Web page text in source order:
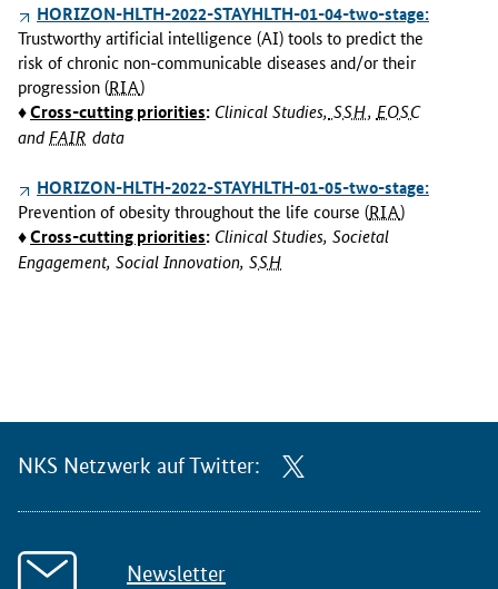
HORIZON-HLTH-2022-STAYHLTH-01-04-two-stage:
Trustworthy artificial intelligence (AI) tools to predict the
risk of chronic non-communicable diseases and/or their
progression (RIA)
♦Cross-cutting priorities: Clinical Studies, SSH, EOSC
and FAIR data
HORIZON-HLTH-2022-STAYHLTH-01-05-two-stage:
Prevention of obesity throughout the life course (RIA)
♦Cross-cutting priorities: Clinical Studies, Societal
Engagement, Social Innovation, SSH
NKS Netzwerk auf Twitter:
Newsletter